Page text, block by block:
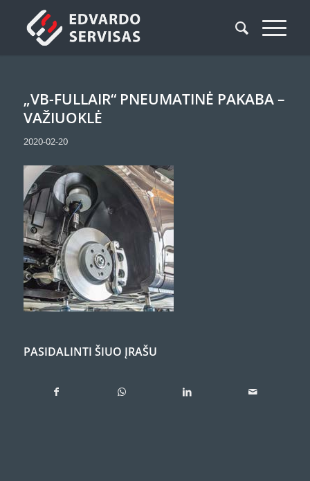
„VB-FULLAIR“ PNEUMATINĖ PAKABA –
VAŽIUOKLĖ
2020-02-20
PASIDALINTI ŠIUO ĮRAŠU